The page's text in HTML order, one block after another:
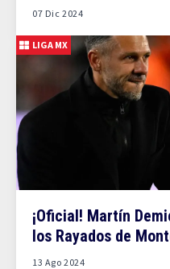
07 Dic 2024
LIGA MX
¡Oficial! Martín
los Rayados de
13 Ago 2024